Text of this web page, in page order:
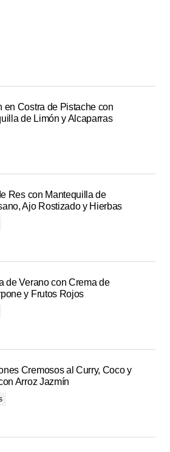
en Costra de Pistache con
de Limón y Alcaparras
Res con Mantequilla de
Ajo Rostizado y Hierbas
de Verano con Crema de
y Frutos Rojos
Cremosos al Curry, Coco y
Arroz Jazmín